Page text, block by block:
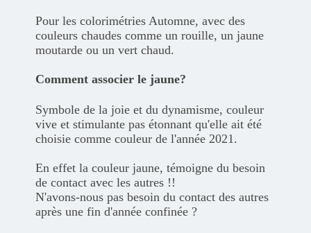
Pour les colorimétries Automne, avec des
couleurs chaudes comme un rouille, un jaune
moutarde ou un vert chaud.
Comment associer le jaune?
Symbole de la joie et du dynamisme, couleur
vive et stimulante pas étonnant qu'elle ait été
choisie comme couleur de l'année 2021.
En effet la couleur jaune, témoigne du besoin
de contact avec les autres !!
N'avons-nous pas besoin du contact des autres
après une fin d'année confinée ?